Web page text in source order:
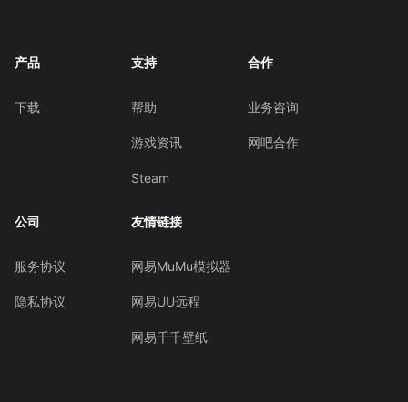
产品
下载
支持
帮助
游戏资讯
Steam
合作
业务咨询
网吧合作
公司
服务协议
隐私协议
友情链接
网易MuMu模拟器
网易UU远程
网易千千壁纸